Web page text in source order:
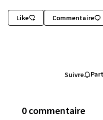
Like Commentaire
Suivre
0 commentaire